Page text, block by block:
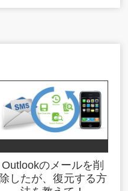
Outlookのメールを削
除したが、復元する方